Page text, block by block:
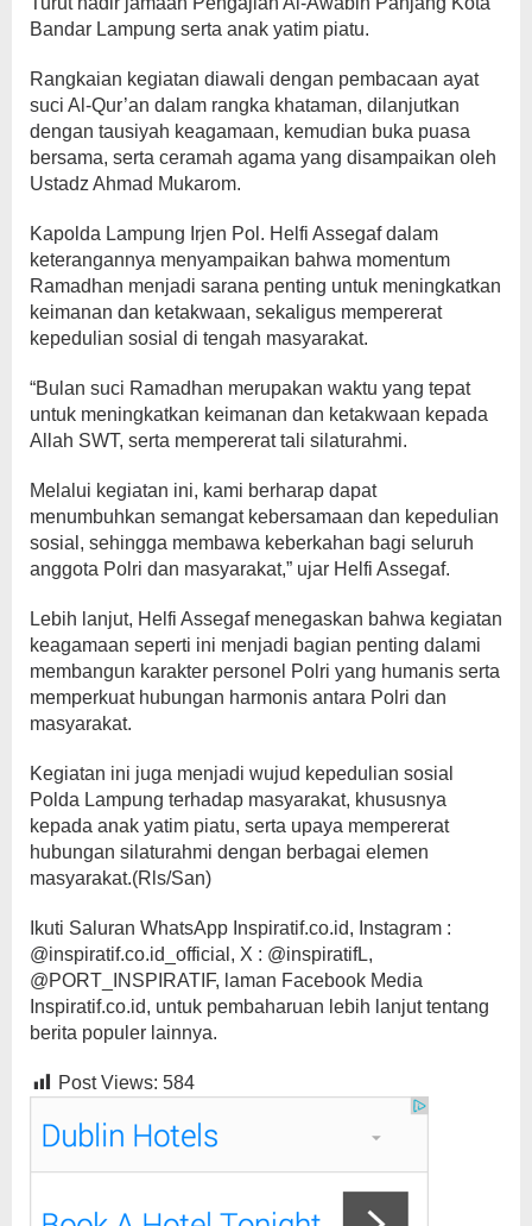
Bandar Lampung serta anak yatim piatu.
Rangkaian kegiatan diawali dengan pembacaan ayat
suci Al-Qur’an dalam rangka khataman, dilanjutkan
dengan tausiyah keagamaan, kemudian buka puasa
bersama, serta ceramah agama yang disampaikan oleh
Ustadz Ahmad Mukarom.
Kapolda Lampung Irjen Pol. Helfi Assegaf dalam
keterangannya menyampaikan bahwa momentum
Ramadhan menjadi sarana penting untuk meningkatkan
keimanan dan ketakwaan, sekaligus mempererat
kepedulian sosial di tengah masyarakat.
“Bulan suci Ramadhan merupakan waktu yang tepat
untuk meningkatkan keimanan dan ketakwaan kepada
Allah SWT, serta mempererat tali silaturahmi.
Melalui kegiatan ini, kami berharap dapat
menumbuhkan semangat kebersamaan dan kepedulian
sosial, sehingga membawa keberkahan bagi seluruh
anggota Polri dan masyarakat,” ujar Helfi Assegaf.
Lebih lanjut, Helfi Assegaf menegaskan bahwa kegiatan
keagamaan seperti ini menjadi bagian penting dalami
membangun karakter personel Polri yang humanis serta
memperkuat hubungan harmonis antara Polri dan
masyarakat.
Kegiatan ini juga menjadi wujud kepedulian sosial
Polda Lampung terhadap masyarakat, khususnya
kepada anak yatim piatu, serta upaya mempererat
hubungan silaturahmi dengan berbagai elemen
masyarakat.(Rls/San)
Ikuti Saluran WhatsApp Inspiratif.co.id, Instagram :
@inspiratif.co.id_official, X : @inspiratifL,
@PORT_INSPIRATIF, laman Facebook Media
Inspiratif.co.id, untuk pembaharuan lebih lanjut tentang
berita populer lainnya.
Post Views: 584